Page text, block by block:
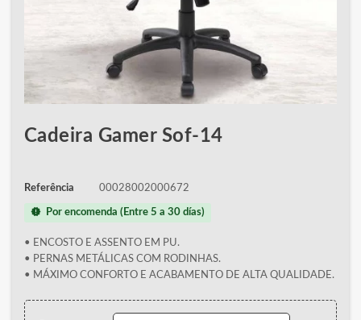
Cadeira Gamer Sof-14
Referência 00028002000672
new_releases Por encomenda (Entre 5 a 30 días)
• ENCOSTO E ASSENTO EM PU.
• PERNAS METÁLICAS COM RODINHAS.
• MÁXIMO CONFORTO E ACABAMENTO DE ALTA QUALIDADE.